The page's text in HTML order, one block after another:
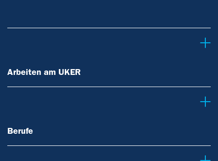
Arbeiten am UKER
Berufe